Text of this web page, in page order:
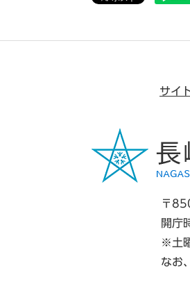
サイ
〒
開庁
※土
なお